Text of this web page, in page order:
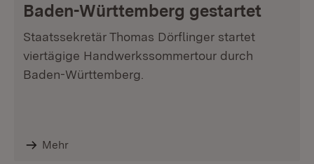
Baden-Württemberg gestartet
Staatssekretär Thomas Dörflinger startet
viertägige Handwerkssommertour durch
Baden-Württemberg.
Mehr